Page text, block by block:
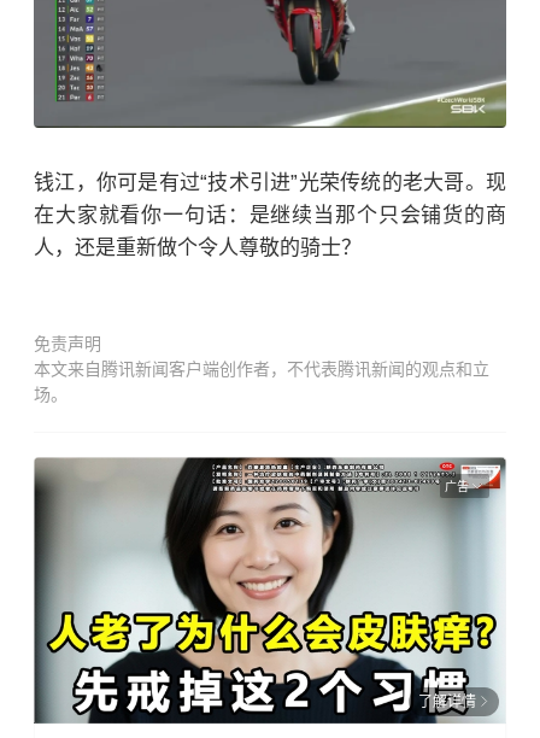
钱江，你可是有过“技术引进”光荣传统的老大哥。现
在大家就看你一句话：是继续当那个只会铺货的商
人，还是重新做个令人尊敬的骑士？
免责声明
本文来自腾讯新闻客户端创作者，不代表腾讯新闻的观点和立
场。
广告
了解详情